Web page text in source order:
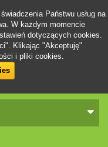
Państwu usług na
W każdym momencie
dotyczących cookies.
Klikając "Akceptuję"
i pliki cookies.